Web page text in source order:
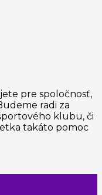
pre spoločnosť,
radi za
klubu, či
takáto pomoc